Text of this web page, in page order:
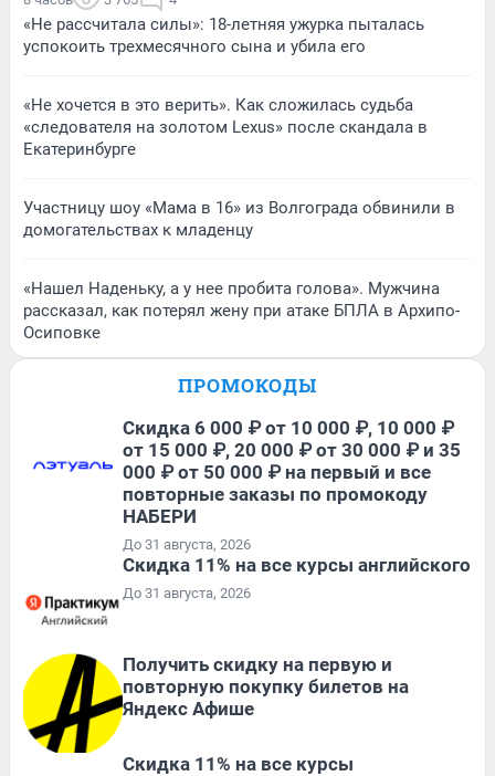
«Не рассчитала силы»: 18-летняя ужурка пыталась
успокоить трехмесячного сына и убила его
«Не хочется в это верить». Как сложилась судьба
«следователя на золотом Lexus» после скандала в
Екатеринбурге
Участницу шоу «Мама в 16» из Волгограда обвинили в
домогательствах к младенцу
«Нашел Наденьку, а у нее пробита голова». Мужчина
рассказал, как потерял жену при атаке БПЛА в Архипо-
Осиповке
ПРОМОКОДЫ
Скидка 6 000 ₽ от 10 000 ₽, 10 000 ₽
от 15 000 ₽, 20 000 ₽ от 30 000 ₽ и 35
000 ₽ от 50 000 ₽ на первый и все
повторные заказы по промокоду
НАБЕРИ
До 31 августа, 2026
Скидка 11% на все курсы английского
До 31 августа, 2026
Получить скидку на первую и
повторную покупку билетов на
Яндекс Афише
Скидка 11% на все курсы